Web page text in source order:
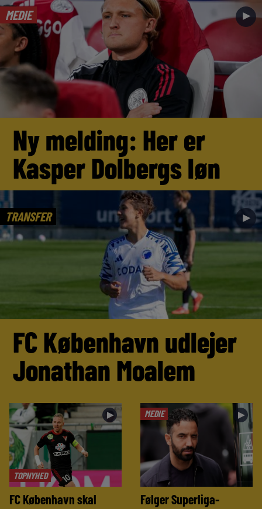
MEDIE ►
Ny melding: Her er
Kasper Dolbergs løn
TRANSFER ►
FC København udlejer
Jonathan Moalem
TOPNYHED
►
FC København skal
MEDIE ►
Følger Superliga-